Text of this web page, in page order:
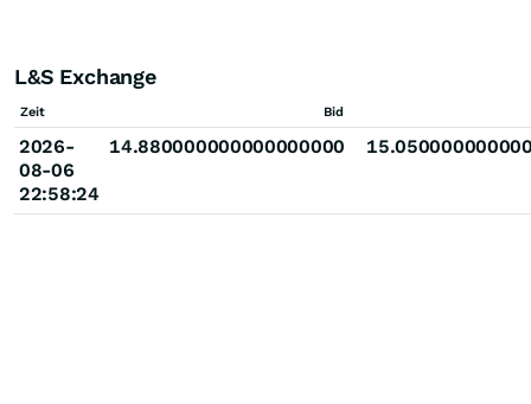
L&S Exchange
Zeit Bid
2026-
08-06
22:58:24
14.880000000000000000